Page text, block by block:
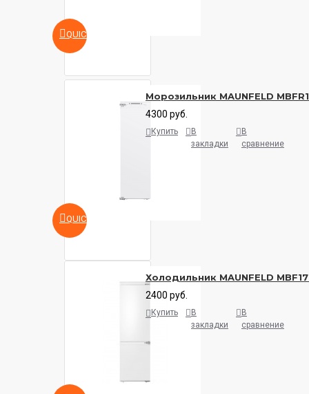
QUICKVIEW
QUICKVIEW
Морозильник MAUNFELD
4300 руб.
Купить
В
закладки
В
сравнение
Холодильник MAUNFELD
2400 руб.
Купить
В
закладки
В
сравнение